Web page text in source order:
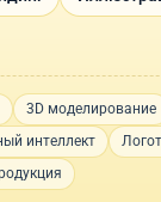
3D моделирование
интеллект